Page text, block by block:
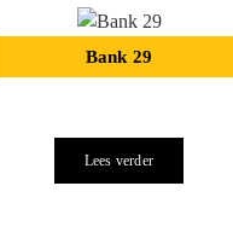
Bank 29
Lees verder